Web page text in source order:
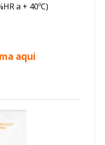
a + 40ºC)
aqui